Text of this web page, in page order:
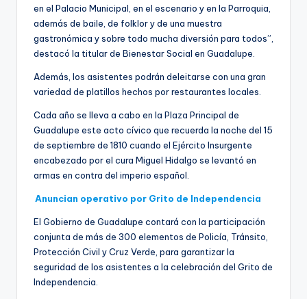
en el Palacio Municipal, en el escenario y en la Parroquia,
además de baile, de folklor y de una muestra
gastronómica y sobre todo mucha diversión para todos”,
destacó la titular de Bienestar Social en Guadalupe.
Además, los asistentes podrán deleitarse con una gran
variedad de platillos hechos por restaurantes locales.
Cada año se lleva a cabo en la Plaza Principal de
Guadalupe este acto cívico que recuerda la noche del 15
de septiembre de 1810 cuando el Ejército Insurgente
encabezado por el cura Miguel Hidalgo se levantó en
armas en contra del imperio español.
Anuncian operativo por Grito de Independencia
El Gobierno de Guadalupe contará con la participación
conjunta de más de 300 elementos de Policía, Tránsito,
Protección Civil y Cruz Verde, para garantizar la
seguridad de los asistentes a la celebración del Grito de
Independencia.